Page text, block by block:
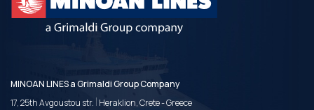
MINOAN LINES a Grimaldi Group Company
17, 25th Avgoustou str. | Heraklion, Crete - Greece